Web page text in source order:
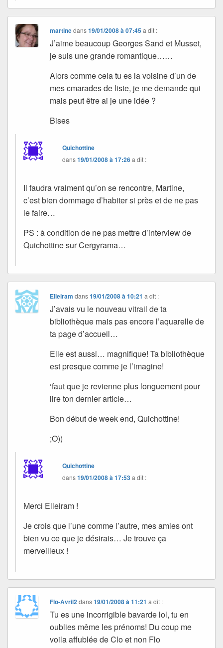
martinedans19/01/2008 à 07:45 a dit :
J’aime beaucoup Georges Sand et Musset,
je suis une grande romantique……
Alors comme cela tu es la voisine d’un de
mes cmarades de liste, je me demande qui
mais peut être ai je une idée ?
Bises
Quichottine
dans19/01/2008 à 17:26a dit :
Il faudra vraiment qu’on se rencontre, Martine,
c’est bien dommage d’habiter si près et de ne pas
le faire…
PS : à condition de ne pas mettre d’interview de
Quichottine sur Cergyrama…
Elleiram dans19/01/2008 à 10:21 a dit :
J’avais vu le nouveau vitrail de ta
bibliothèque mais pas encore l’aquarelle de
ta page d’accueil…
Elle est aussi… magnifique! Ta bibliothèque
est presque comme je l’imagine!
‘faut que je revienne plus longuement pour
lire ton dernier article…
Bon début de week end, Quichottine!
;O))
Quichottine
dans19/01/2008 à 17:53a dit :
Merci Elleiram !
Je crois que l’une comme l’autre, mes amies ont
bien vu ce que je désirais… Je trouve ça
merveilleux !
Flo-Avril2dans19/01/2008 à 11:21 a dit :
Tu es une incorrigible bavarde lol, tu en
oublies même les prénoms! Du coup me
voila affublée de Clo et non Flo